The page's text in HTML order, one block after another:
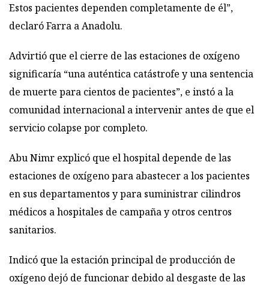
Estos pacientes dependen completamente de él”,
declaró Farra a Anadolu.
Advirtió que el cierre de las estaciones de oxígeno
significaría “una auténtica catástrofe y una sentencia
de muerte para cientos de pacientes”, e instó a la
comunidad internacional a intervenir antes de que el
servicio colapse por completo.
Abu Nimr explicó que el hospital depende de las
estaciones de oxígeno para abastecer a los pacientes
en sus departamentos y para suministrar cilindros
médicos a hospitales de campaña y otros centros
sanitarios.
Indicó que la estación principal de producción de
oxígeno dejó de funcionar debido al desgaste de las